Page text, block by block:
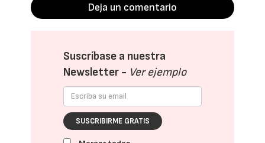
Deja un comentario
Suscríbase a nuestra
Newsletter - Ver ejemplo
SUSCRIBIRME GRATIS